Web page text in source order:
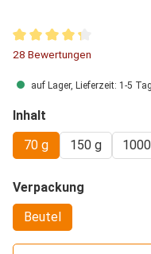
Durchschnittliche
28 Bewertungen
auf Lager, Lieferzeit: 1-5
Inhalt
70 g
150 g
Verpackung
Beutel